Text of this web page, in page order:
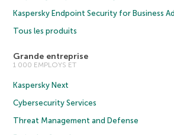
Kaspersky Endpoint Security for Business
Tous les produits
Grande entreprise
1 000 EMPLOYS ET
Kaspersky Next
Cybersecurity Services
Threat Management and Defense